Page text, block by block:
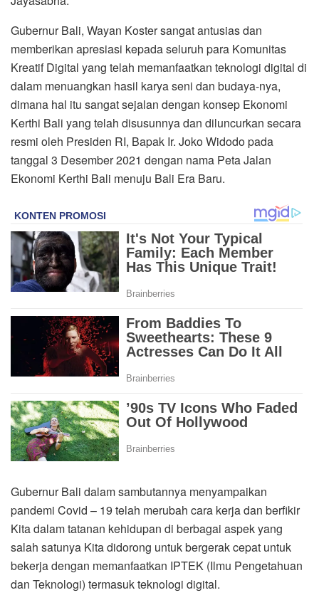
Gubernur Bali, Wayan Koster sangat antusias dan
memberikan apresiasi kepada seluruh para Komunitas
Kreatif Digital yang telah memanfaatkan teknologi digital di
dalam menuangkan hasil karya seni dan budaya-nya,
dimana hal itu sangat sejalan dengan konsep Ekonomi
Kerthi Bali yang telah disusunnya dan diluncurkan secara
resmi oleh Presiden RI, Bapak Ir. Joko Widodo pada
tanggal 3 Desember 2021 dengan nama Peta Jalan
Ekonomi Kerthi Bali menuju Bali Era Baru.
Gubernur Bali dalam sambutannya menyampaikan
pandemi Covid – 19 telah merubah cara kerja dan berfikir
Kita dalam tatanan kehidupan di berbagai aspek yang
salah satunya Kita didorong untuk bergerak cepat untuk
bekerja dengan memanfaatkan IPTEK (Ilmu Pengetahuan
dan Teknologi) termasuk teknologi digital.